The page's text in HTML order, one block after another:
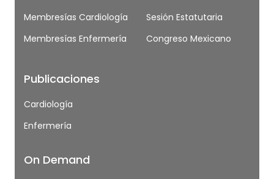
Membresías Cardiología
Membresías Enfermería
Publicaciones
Cardiología
Enfermería
Sesión Estatutaria
Congreso Mexicano
On Demand